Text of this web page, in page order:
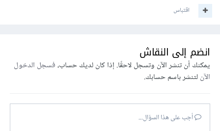
اقتباس
انضم إلى النقاش
يمكنك أن تنشر الآن وتسجل لاحقًا. إذا كان لديك حساب،فسجل الدخول
الآنلتنشر باسم حسابك.
أجب على هذا السؤال...